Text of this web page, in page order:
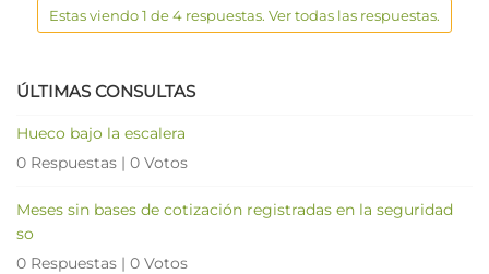
Estas viendo 1 de 4 respuestas. Ver todas las respuestas.
ÚLTIMAS CONSULTAS
Hueco bajo la escalera
0 Respuestas | 0 Votos
Meses sin bases de cotización registradas en la seguridad
so
0 Respuestas | 0 Votos